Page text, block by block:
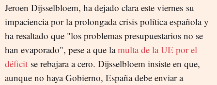
Jeroen Dijsselbloem, ha dejado clara este viernes su
impaciencia por la prolongada crisis política española y
ha resaltado que "los problemas presupuestarios no se
han evaporado", pese a que lamulta de la UE por el
déficit se rebajara a cero. Dijsselbloem insiste en que,
aunque no haya Gobierno, España debe enviar a